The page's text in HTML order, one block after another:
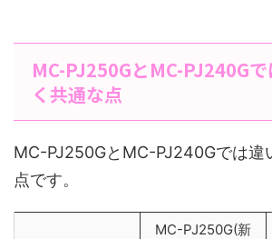
MC-PJ250GとMC-PJ240G
く共通な点
MC-PJ250GとMC-PJ240Gでは違
点です。
MC-PJ250G(新